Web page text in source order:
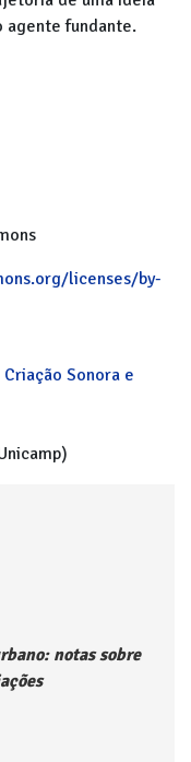
agente fundante.
licenses/by-
Sonora e
notas sobre